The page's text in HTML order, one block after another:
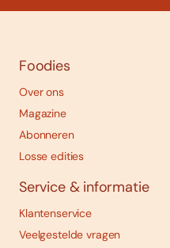
Foodies
Over ons
Magazine
Abonneren
Losse edities
Service & informatie
Klantenservice
Veelgestelde vragen